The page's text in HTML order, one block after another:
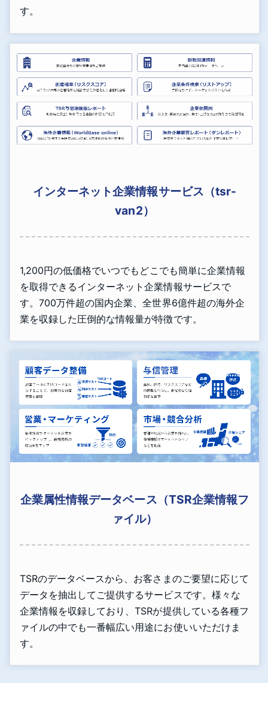
す。
インターネット企業情報サービス（tsr-
van2）
1,200円の低価格でいつでもどこでも簡単に企業情報
を取得できるインターネット企業情報サービスで
す。700万件超の国内企業、全世界6億件超の海外企
業を収録した圧倒的な情報量が特徴です。
企業属性情報データベース（TSR企業情報フ
ァイル）
TSRのデータベースから、お客さまのご要望に応じて
データを抽出してご提供するサービスです。様々な
企業情報を収録しており、TSRが提供している各種フ
ァイルの中でも一番幅広い用途にお使いいただけま
す。